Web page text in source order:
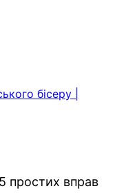
бісеру |
5 простих вправ